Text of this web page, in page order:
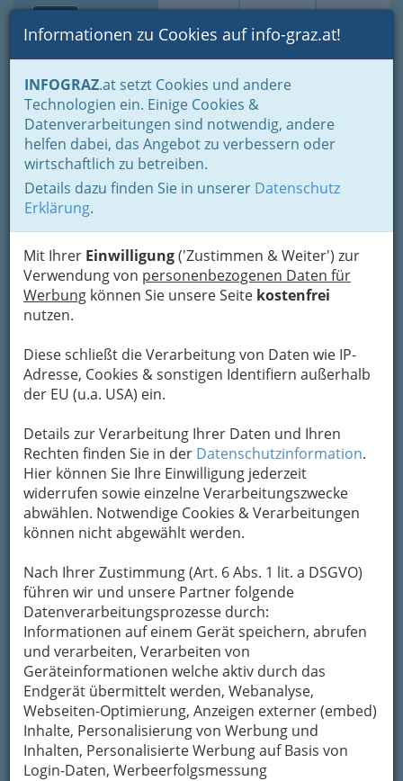
Suche Login Toggle
Informationen zu Cookies auf info-graz.at!
INFOGRAZ.at setzt Cookies und andere
Technologien ein. Einige Cookies &
Datenverarbeitungen sind notwendig, andere
helfen dabei, das Angebot zu verbessern oder
wirtschaftlich zu betreiben.
Details dazu finden Sie in unserer Datenschutz
Erklärung.
Mit Ihrer Einwilligung('Zustimmen & Weiter') zur
Verwendung von personenbezogenen Daten für
Werbung können Sie unsere Seite kostenfrei
nutzen.
Diese schließt die Verarbeitung von Daten wie IP-
Adresse, Cookies & sonstigen Identifiern außerhalb
der EU (u.a. USA) ein.
Details zur Verarbeitung Ihrer Daten und Ihren
Rechten finden Sie in der Datenschutzinformation.
Hier können Sie Ihre Einwilligung jederzeit
widerrufen sowie einzelne Verarbeitungszwecke
abwählen. Notwendige Cookies & Verarbeitungen
können nicht abgewählt werden.
Nach Ihrer Zustimmung (Art. 6 Abs. 1 lit. a DSGVO)
führen wir und unsere Partner folgende
Datenverarbeitungsprozesse durch:
Informationen auf einem Gerät speichern, abrufen
und verarbeiten, Verarbeiten von
Geräteinformationen welche aktiv durch das
Endgerät übermittelt werden, Webanalyse,
Webseiten-Optimierung, Anzeigen externer (embed)
Inhalte, Personalisierung von Werbung und
Inhalten, Personalisierte Werbung auf Basis von
Login-Daten, Werbeerfolgsmessung
Home Branchen Auto - KFZ Autowäsche
Markus Knaus Car4Fit
Kärntnerstrasse 115, 8053 Graz
+43 650 720 01 79
Karte
Karte anzeigen
Kontaktaufnahme
Um die Info-Graz Firmenvor Spam-Mails zu
bewahren, verwenden wir an dieser Stelle zur
Formular. Ihre Nachricht wird nach dem
Absenden umgehend per Mail an das
Unternehmen Markus Knaus Car4Fit
weitergeleitet.
Mein Name
Meine Email Adresse
Mein Betreff
Meine Nachricht